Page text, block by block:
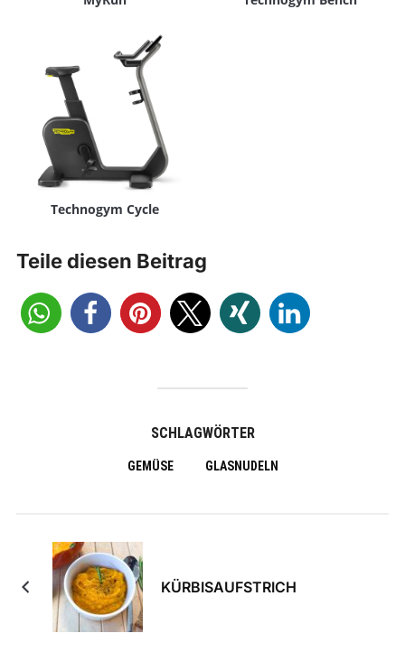
Technogym Cycle
Teile diesen Beitrag
SCHLAGWÖRTER
GEMÜSE GLASNUDELN
KÜRBISAUFSTRICH